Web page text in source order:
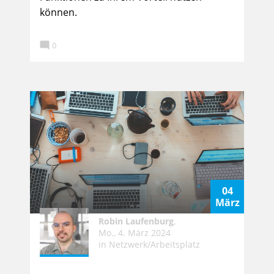
können.
 0
04
März
Robin Laufenburg,
Mo., 4. März 2024
in Netzwerk/Arbeitsplatz